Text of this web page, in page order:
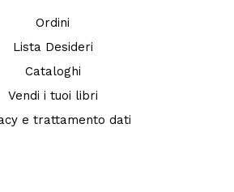
Ordini
Lista Desideri
Cataloghi
Vendi i tuoi libri
e trattamento dati